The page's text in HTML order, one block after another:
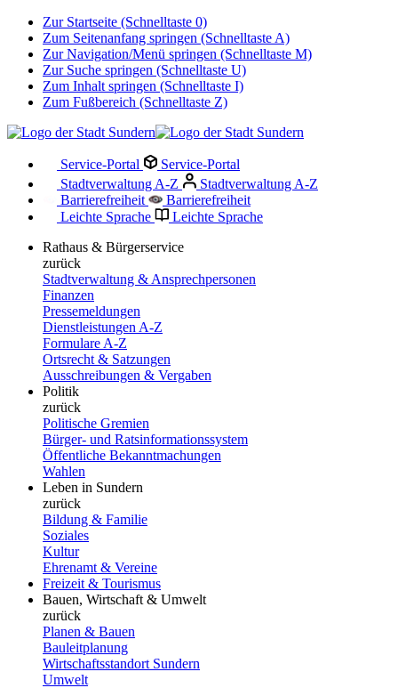
Zur Startseite (Schnelltaste 0)
Zum Seitenanfang springen (Schnelltaste A)
Zur Navigation/Menü springen (Schnelltaste M)
Zur Suche springen (Schnelltaste U)
Zum Inhalt springen (Schnelltaste I)
Zum Fußbereich (Schnelltaste Z)
Service-Portal
Service-Portal
Stadtverwaltung A-Z
Stadtverwaltung A-Z
Barrierefreiheit
Barrierefreiheit
Leichte Sprache
Leichte Sprache
Rathaus & Bürgerservice
zurück
Stadtverwaltung & Ansprechpersonen
Finanzen
Pressemeldungen
Dienstleistungen A-Z
Formulare A-Z
Ortsrecht & Satzungen
Ausschreibungen & Vergaben
Politik
zurück
Politische Gremien
Bürger- und Ratsinformationssystem
Öffentliche Bekanntmachungen
Wahlen
Leben in Sundern
zurück
Bildung & Familie
Soziales
Kultur
Ehrenamt & Vereine
Freizeit & Tourismus
Bauen, Wirtschaft & Umwelt
zurück
Planen & Bauen
Bauleitplanung
Wirtschaftsstandort Sundern
Umwelt